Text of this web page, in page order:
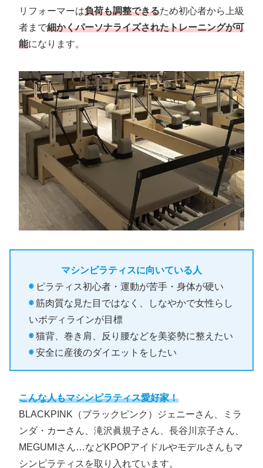
リフォーマーは負荷も調整できるため初心者から上級
者まで細かくパーソナライズされたトレーニングが可
能になります。
マシンピラティスに向いている人
◉ ピラティス初心者・運動が苦手・身体が硬い
◉筋肉質な見た目ではなく、しなやかで女性らし
いボディラインが目標
◉猫背、巻き肩、反り腰などを美姿勢に整えたい
◉安全に産後のダイエットをしたい
こんな人もマシンピラティス愛好家！
BLACKPINK（ブラックピンク）ジェニーさん、ミラ
ンダ・カーさん、滝沢眞規子さん、長谷川京子さん、
MEGUMIさん…などKPOPアイドルやモデルさんもマ
シンピラティスを取り入れています。